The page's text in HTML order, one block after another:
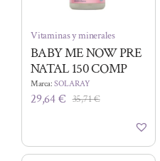
Vitaminas y minerales
BABY ME NOW PRE
NATAL 150 COMP
Marca:SOLARAY
35,71€El
era:
29,64€
El
es: